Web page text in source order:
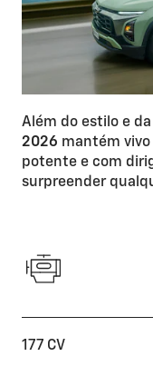
Além do estilo e
2026 mantém vivo
potente e com
surpreender
177 CV